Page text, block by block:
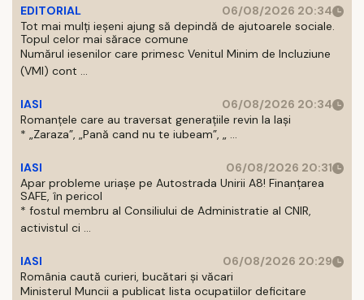
EDITORIAL
06/08/2026 20:34
Tot mai mulți ieșeni ajung să depindă de ajutoarele sociale.
Topul celor mai sărace comune
Numărul iesenilor care primesc Venitul Minim de Incluziune
(VMI) cont ...
IASI
06/08/2026 20:34
Romanțele care au traversat generațiile revin la Iași
* „Zaraza”, „Pană cand nu te iubeam”, „ ...
IASI
06/08/2026 20:31
Apar probleme uriașe pe Autostrada Unirii A8! Finanțarea
SAFE, în pericol
* fostul membru al Consiliului de Administratie al CNIR,
activistul ci ...
IASI
06/08/2026 20:29
România caută curieri, bucătari și văcari
Ministerul Muncii a publicat lista ocupatiilor deficitare